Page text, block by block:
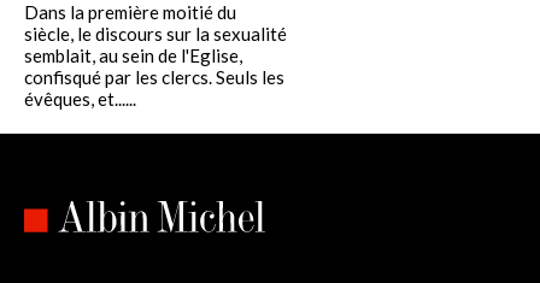
Dans la première moitié du
siècle, le discours sur la sexualité
semblait, au sein de l'Eglise,
confisqué par les clercs. Seuls les
évêques, et......